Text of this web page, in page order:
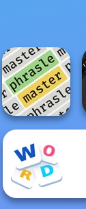
Phrasle Master